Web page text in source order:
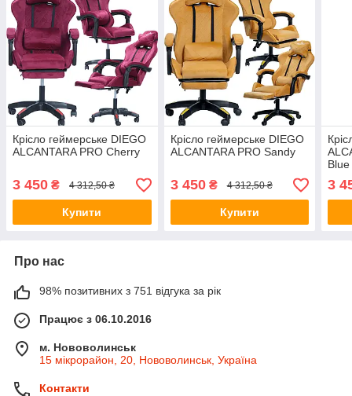
Крісло геймерське DIEGO
ALCANTARA PRO Cherry
3 450 ₴ 4 312,50 ₴
Купити
Крісло геймерське DIEGO
ALCANTARA PRO Sandy
3 450₴ 4 312,50 ₴
Купити
Blue
3
Про нас
98% позитивних з 751 відгука за рік
Працює з 06.10.2016
м. Нововолинськ
15 мікрорайон, 20, Нововолинськ, Україна
Контакти